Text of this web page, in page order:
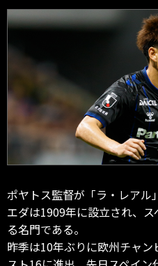
ポヤトス監督が「ラ・レアル
エダは1909年に設立され、
る名門である。
昨季は10年ぶりに欧州チャ